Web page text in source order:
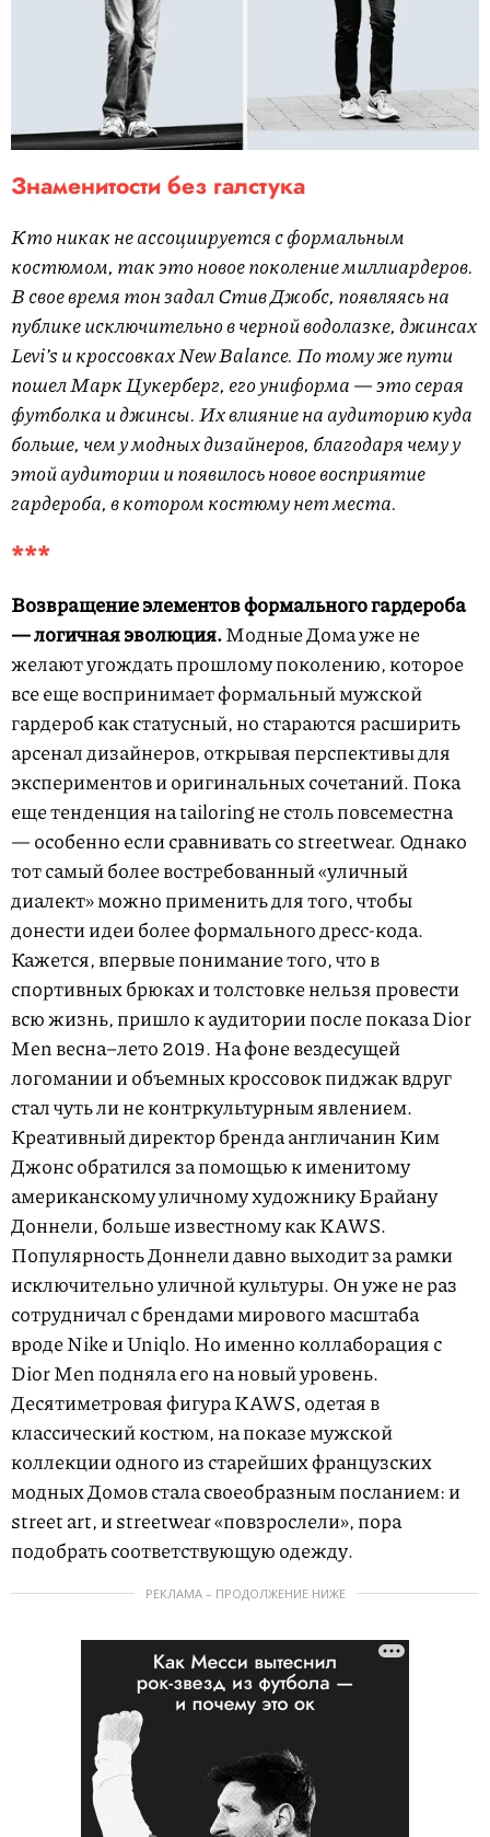
Знаменитости без галстука
Кто никак не ассоциируется с формальным
костюмом, так это новое поколение миллиардеров.
В свое время тон задал Стив Джобс, появляясь на
публике исключительно в черной водолазке, джинсах
Levi’s и кроссовках New Balance. По тому же пути
пошел Марк Цукерберг, его униформа — это серая
футболка и джинсы. Их влияние на аудиторию куда
больше, чем у модных дизайнеров, благодаря чему у
этой аудитории и появилось новое восприятие
гардероба, в котором костюму нет места.
***
Возвращение элементов формального гардероба
— логичная эволюция.Модные Дома уже не
желают угождать прошлому поколению, которое
все еще воспринимает формальный мужской
гардероб как статусный, но стараются расширить
арсенал дизайнеров, открывая перспективы для
экспериментов и оригинальных сочетаний. Пока
еще тенденция на tailoring не столь повсеместна
— особенно если сравнивать со streetwear. Однако
тот самый более востребованный «уличный
диалект» можно применить для того, чтобы
донести идеи более формального дресс-кода.
Кажется, впервые понимание того, что в
спортивных брюках и толстовке нельзя провести
всю жизнь, пришло к аудитории после показа Dior
Men весна–лето 2019. На фоне вездесущей
логомании и объемных кроссовок пиджак вдруг
стал чуть ли не контркультурным явлением.
Креативный директор бренда англичанин Ким
Джонс обратился за помощью к именитому
американскому уличному художнику Брайану
Доннели, больше известному как KAWS.
Популярность Доннели давно выходит за рамки
исключительно уличной культуры. Он уже не раз
сотрудничал с брендами мирового масштаба
вроде Nike и Uniqlo. Но именно коллаборация с
Dior Men подняла его на новый уровень.
Десятиметровая фигура KAWS, одетая в
классический костюм, на показе мужской
коллекции одного из старейших французских
модных Домов стала своеобразным посланием: и
street art, и streetwear «повзрослели», пора
подобрать соответствующую одежду.
РЕКЛАМА – ПРОДОЛЖЕНИЕ НИЖЕ